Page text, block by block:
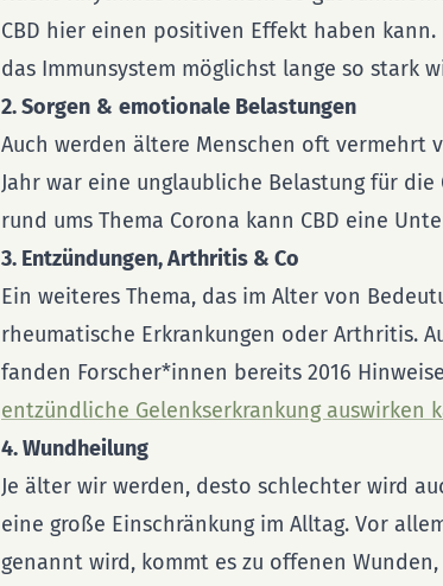
CBD hier einen positiven Effekt haben
das Immunsystem möglichst lange so stark
2. Sorgen & emotionale Belastungen
Auch werden ältere Menschen oft vermehrt
Jahr war eine unglaubliche Belastung für
rund ums Thema Corona kann CBD eine
3. Entzündungen, Arthritis & Co
Ein weiteres Thema, das im Alter von
rheumatische Erkrankungen oder Arthritis.
fanden Forscher*innen bereits 2016
entzündliche Gelenkserkrankung auswirken
4. Wundheilung
Je älter wir werden, desto schlechter wird
eine große Einschränkung im Alltag. Vor
genannt wird, kommt es zu offenen